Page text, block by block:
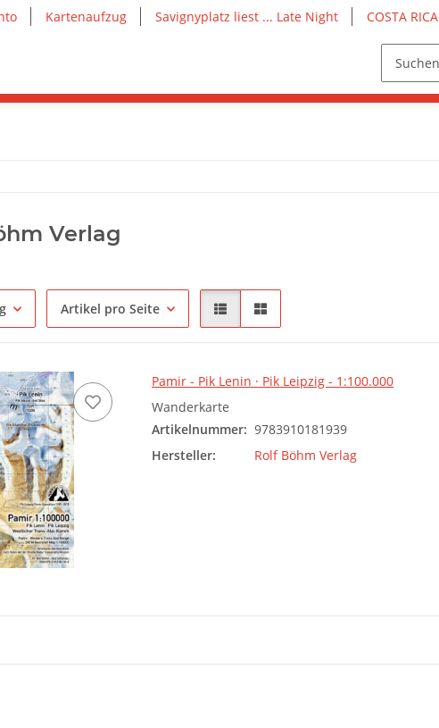
Kartenaufzug Savignyplatz liest ... Late Night COSTA RICA
Verlag
Artikel pro Seite
Pamir - Pik Lenin · Pik Leipzig - 1:100.000
Wanderkarte
Artikelnummer: 9783910181939
Hersteller:
Rolf Böhm Verlag